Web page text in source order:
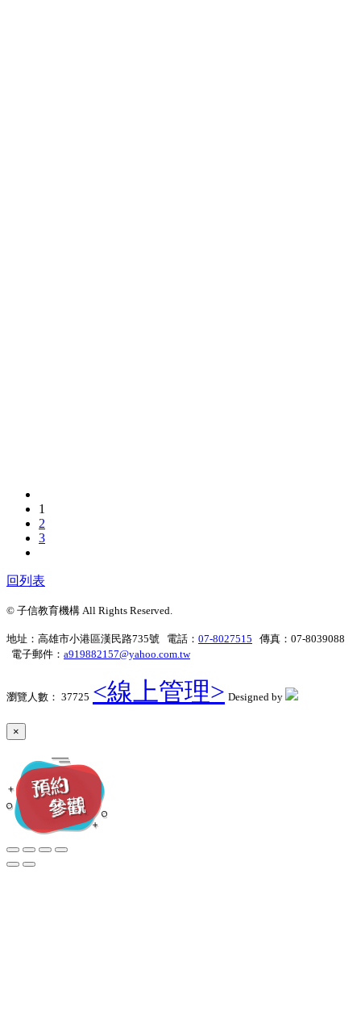
1
2
3
回列表
© 子信教育機構 All Rights Reserved.
地址：高雄市小港區漢民路735號 電話： 07-8027515 傳真：07-8039088
電子郵件： a919882157@yahoo.com.tw
瀏覽人數： 37725 <線上管理> Designed by
×